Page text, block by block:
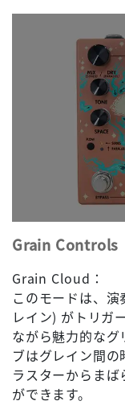
Grain Controls
Grain Cloud：
このモードは、
レイン) がトリガ
ながら魅力的なグ
ブはグレイン間
ラスターからま
ができます。